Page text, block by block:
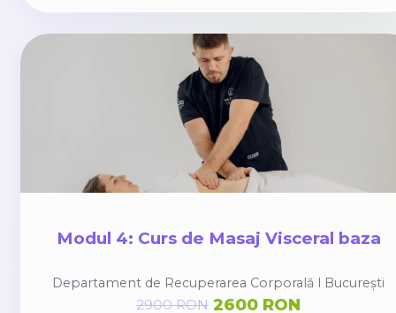
Modul 4: Curs de Masaj Visceral baza
Departament de Recuperarea Corporală l București
2900 RON 2600 RON